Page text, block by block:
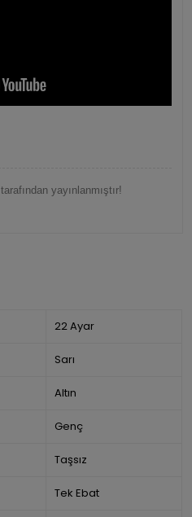
tarafından yayınlanmıştır!
22 Ayar
Sarı
Altın
Genç
Taşsız
Tek Ebat